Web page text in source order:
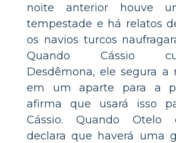
noite anterior houve
tempestade e há relatos
os navios turcos
Quando Cássio
Desdêmona, ele segura a
em um aparte para a
afirma que usará isso
Cássio. Quando Otelo
declara que haverá uma